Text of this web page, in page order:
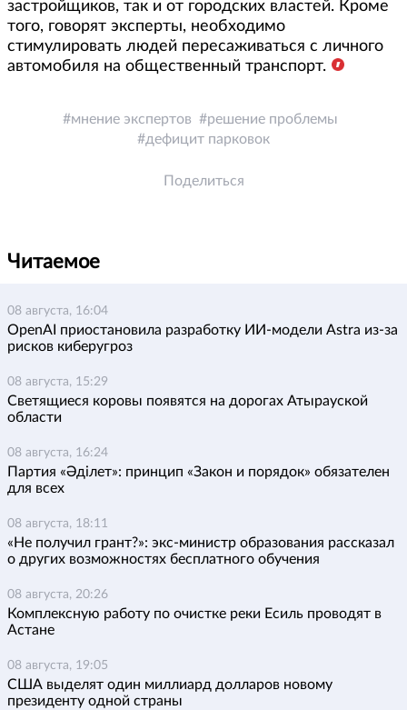
застройщиков, так и от городских властей. Кроме
того, говорят эксперты, необходимо
стимулировать людей пересаживаться с личного
автомобиля на общественный транспорт.
мнение экспертов
решение проблемы
дефицит парковок
Поделиться
Читаемое
08 августа, 16:04
OpenAI приостановила разработку ИИ-модели Astra из-за
рисков киберугроз
08 августа, 15:29
Светящиеся коровы появятся на дорогах Атырауской
области
08 августа, 16:24
Партия «Әділет»: принцип «Закон и порядок» обязателен
для всех
08 августа, 18:11
«Не получил грант?»: экс-министр образования рассказал
о других возможностях бесплатного обучения
08 августа, 20:26
Комплексную работу по очистке реки Есиль проводят в
Астане
08 августа, 19:05
США выделят один миллиард долларов новому
президенту одной страны